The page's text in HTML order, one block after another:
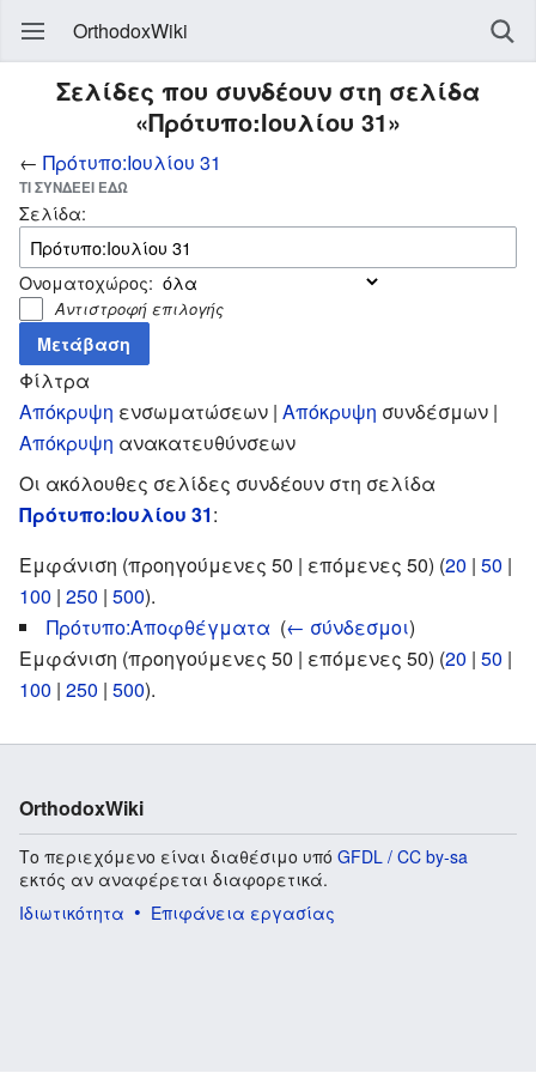
OrthodoxWiki
Σελίδες που συνδέουν στη σελίδα
«Πρότυπο:Ιουλίου 31»
← Πρότυπο:Ιουλίου 31
ΤΙ ΣΥΝΔΈΕΙ ΕΔΏ
Σελίδα:
Ονοματοχώρος:
Αντιστροφή επιλογής
Φίλτρα
Απόκρυψη ενσωματώσεων | Απόκρυψη συνδέσμων |
Απόκρυψη ανακατευθύνσεων
Οι ακόλουθες σελίδες συνδέουν στη σελίδα
Πρότυπο:Ιουλίου 31:
Εμφάνιση (προηγούμενες 50 | επόμενες 50) (20 | 50 |
100 | 250 | 500).
Πρότυπο:Αποφθέγματα (← σύνδεσμοι)
Εμφάνιση (προηγούμενες 50 | επόμενες 50) (20 | 50 |
100 | 250 | 500).
OrthodoxWiki
Το περιεχόμενο είναι διαθέσιμο υπό GFDL / CC by-sa
εκτός αν αναφέρεται διαφορετικά.
Ιδιωτικότητα
Επιφάνεια εργασίας